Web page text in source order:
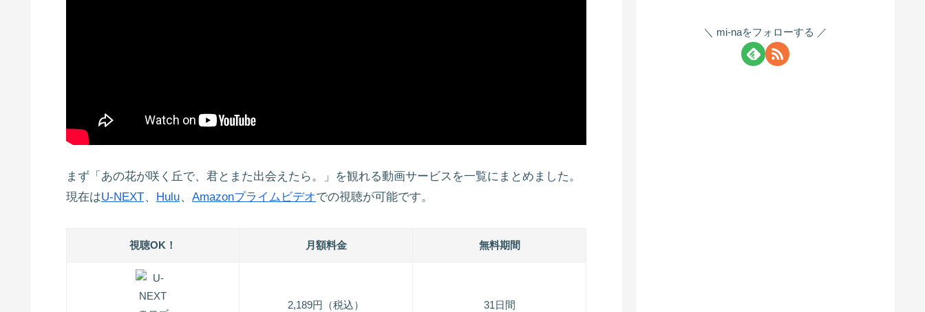
まず「あの花が咲く丘で、君とまた出会えたら。」を観れる動画サービスを一覧にまとめました。
現在はU-NEXT、 Hulu、 Amazonプライムビデオでの視聴が可能です。
視聴OK！ 月額料金 無料期間
2,189円（税込） 31日間
mi-naをフォローする